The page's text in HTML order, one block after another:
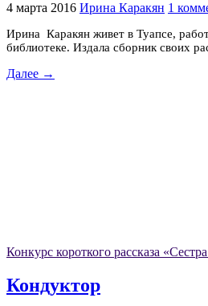
4 марта 2016 Ирина Каракян 1
Ирина Каракян живет в Туапсе,
библиотеке. Издала сборник своих
Далее →
Конкурс короткого рассказа
Кондуктор